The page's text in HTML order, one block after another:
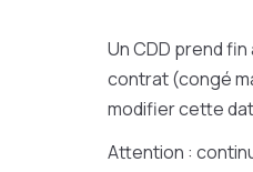
Un CDD prend
contrat (congé
modifier cette
Attention :